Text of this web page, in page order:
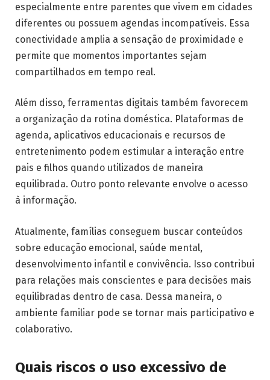
especialmente entre parentes que vivem em cidades
diferentes ou possuem agendas incompatíveis. Essa
conectividade amplia a sensação de proximidade e
permite que momentos importantes sejam
compartilhados em tempo real.
Além disso, ferramentas digitais também favorecem
a organização da rotina doméstica. Plataformas de
agenda, aplicativos educacionais e recursos de
entretenimento podem estimular a interação entre
pais e filhos quando utilizados de maneira
equilibrada. Outro ponto relevante envolve o acesso
à informação.
Atualmente, famílias conseguem buscar conteúdos
sobre educação emocional, saúde mental,
desenvolvimento infantil e convivência. Isso contribui
para relações mais conscientes e para decisões mais
equilibradas dentro de casa. Dessa maneira, o
ambiente familiar pode se tornar mais participativo e
colaborativo.
Quais riscos o uso excessivo de